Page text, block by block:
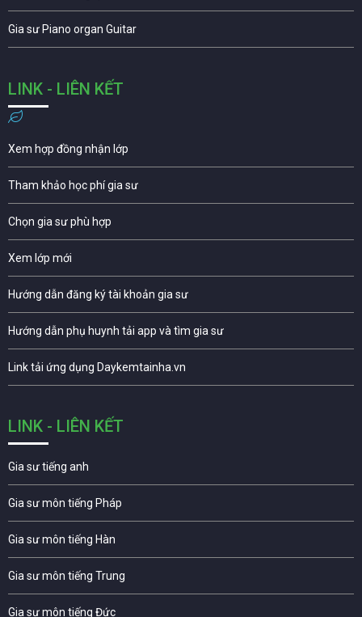
Gia sư Piano organ Guitar
LINK - LIÊN KẾT
Xem hợp đồng nhận lớp
Tham khảo học phí gia sư
Chọn gia sư phù hợp
Xem lớp mới
Hướng dẫn đăng ký tài khoản gia sư
Hướng dẫn phụ huynh tải app và tìm gia sư
Link tải ứng dụng Daykemtainha.vn
LINK - LIÊN KẾT
Gia sư tiếng anh
Gia sư môn tiếng Pháp
Gia sư môn tiếng Hàn
Gia sư môn tiếng Trung
Gia sư môn tiếng Đức